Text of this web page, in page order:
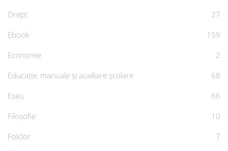
Drept
27
Ebook
159
Economie
2
Educație, manuale și auxiliare școlare
68
Eseu
66
Filosofie
10
Folclor
7